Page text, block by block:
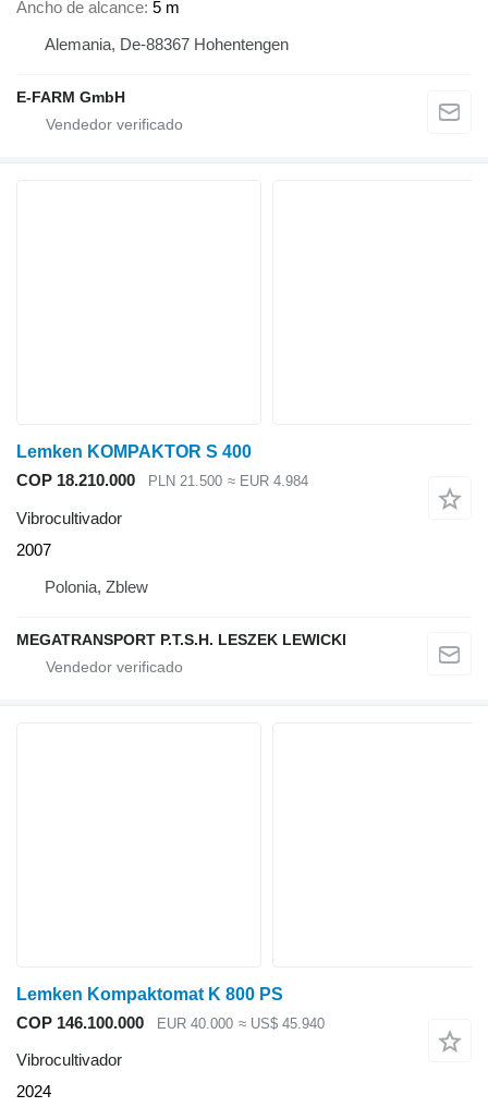
Ancho de alcance 5 m
Alemania, De-88367 Hohentengen
E-FARM GmbH
Lemken KOMPAKTOR S 400
COP 18.210.000
PLN 21.500 ≈ EUR 4.984
Vibrocultivador
2007
Polonia, Zblew
MEGATRANSPORT P.T.S.H. LESZEK LEWICKI
Lemken Kompaktomat K 800 PS
COP 146.100.000
EUR 40.000 ≈ US$ 45.940
Vibrocultivador
2024